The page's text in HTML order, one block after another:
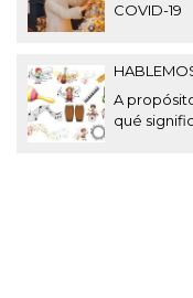
COVID-19
A
qué